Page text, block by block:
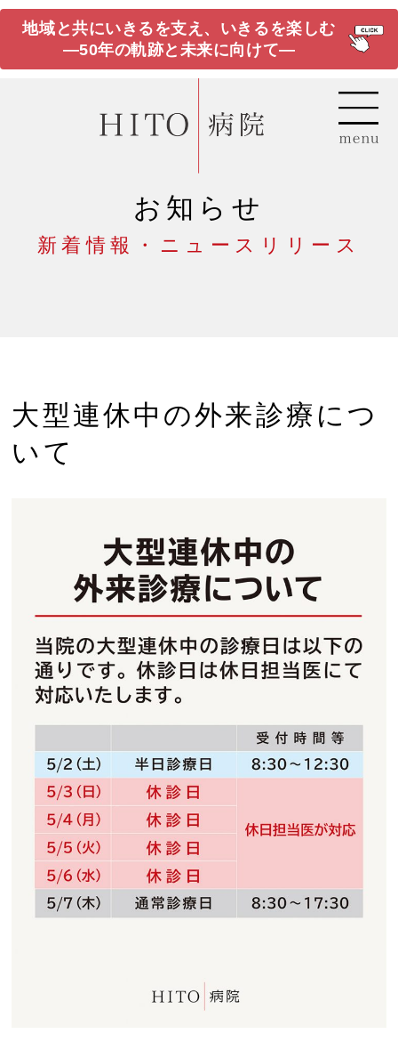
地域と共にいきるを支え、いきるを楽しむ
―50年の軌跡と未来に向けて―
お知らせ
新着情報・ニュースリリース
大型連休中の外来診療につ
いて